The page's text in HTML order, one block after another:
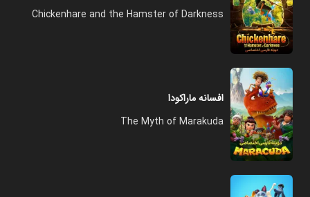
Chickenhare and the Hamster of Darkness
افسانه ماراکودا
The Myth of Marakuda